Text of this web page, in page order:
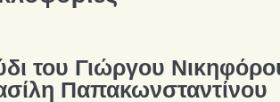
του Γιώργου
Παπακωνσταντίνου